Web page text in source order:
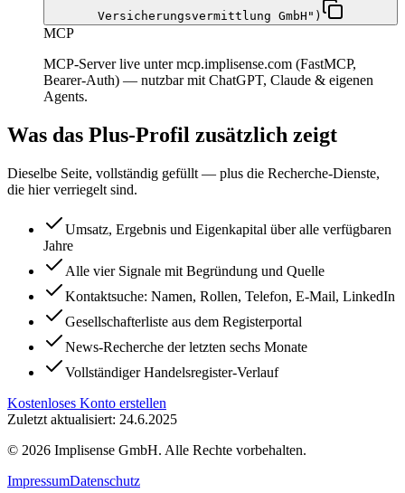
Versicherungsvermittlung GmbH")
MCP
MCP-Server live unter mcp.implisense.com (FastMCP,
Bearer-Auth) — nutzbar mit ChatGPT, Claude & eigenen
Agents.
Was das Plus-Profil zusätzlich zeigt
Dieselbe Seite, vollständig gefüllt — plus die Recherche-Dienste,
die hier verriegelt sind.
Umsatz, Ergebnis und Eigenkapital über alle verfügbaren
Jahre
Alle vier Signale mit Begründung und Quelle
Kontaktsuche: Namen, Rollen, Telefon, E-Mail, LinkedIn
Gesellschafterliste aus dem Registerportal
News-Recherche der letzten sechs Monate
Vollständiger Handelsregister-Verlauf
Kostenloses Konto erstellen
Zuletzt aktualisiert: 24.6.2025
© 2026 Implisense GmbH. Alle Rechte vorbehalten.
ImpressumDatenschutz